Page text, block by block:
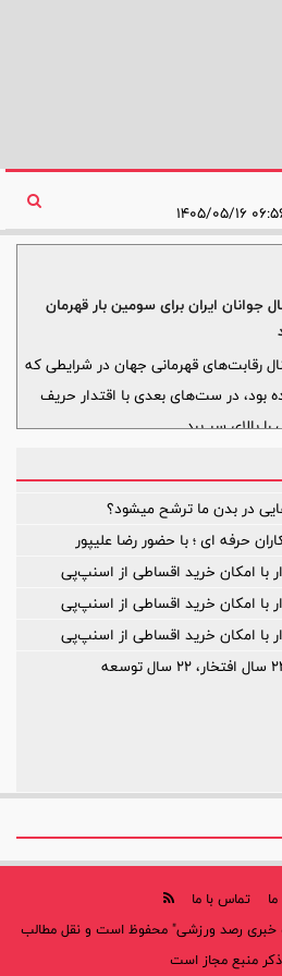
جوانان ایران برای سومین بار قهرمان
رقابت‌های قهرمانی جهان در شرایطی که
بود، در ست‌های بعدی با اقتدار حریف
بالای سر برد.
در بدن ما ترشح میشود؟
حرفه ای ؛ با حضور رضا علیپور
با امکان خرید اقساطی از اسنپ‌پی
با امکان خرید اقساطی از اسنپ‌پی
با امکان خرید اقساطی از اسنپ‌پی
تماس با ما
خبری رصد ورزشی" محفوظ است و نقل مطالب
ذکر منبع مجاز است